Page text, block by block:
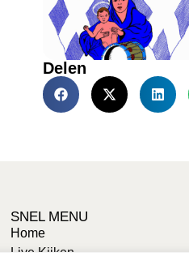
Delen
SNEL MENU
Home
Live Kijken